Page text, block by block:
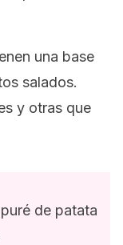
una base
salados.
y otras que
de patata